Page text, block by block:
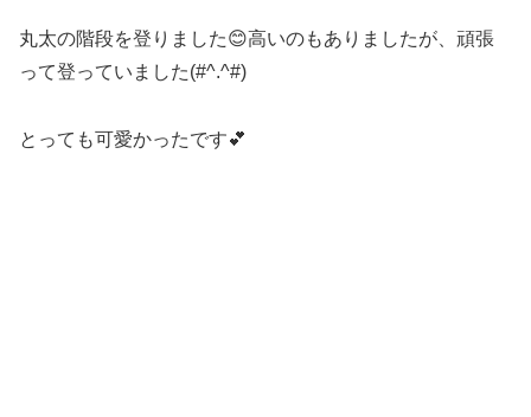
丸太の階段を登りました😊高いのもありましたが、頑張
って登っていました(#^.^#)
とっても可愛かったです💕